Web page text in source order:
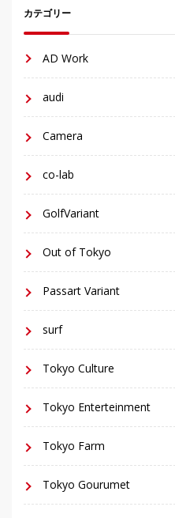
カテゴリー
AD Work
audi
Camera
co-lab
GolfVariant
Out of Tokyo
Passart Variant
surf
Tokyo Culture
Tokyo Enterteinment
Tokyo Farm
Tokyo Gourumet